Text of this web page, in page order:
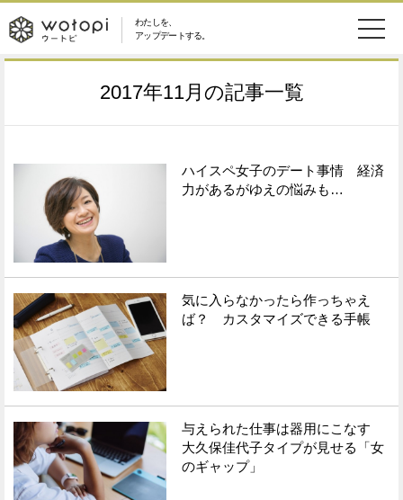
わたしを、
アップデートする。
wotopi
ー
ト
ピ
ワークスタイル
ライフスタイル
ソーシャル
アイテム
ウートピとは？
Facebook
で
Twitter
2017年11月 の記事一覧
ハイスペ女子のデート事情 経済
力があるがゆえの悩みも…
気に入らなかったら作っちゃえ
ば？ カスタマイズできる手帳
与えられた仕事は器用にこなす
大久保佳代子タイプが見せる「女
のギャップ」